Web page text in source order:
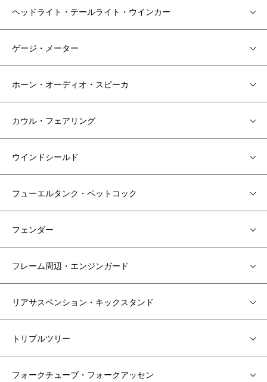
ヘッドライト・テールライト・ウインカー
ゲージ・メーター
ホーン・オーディオ・スピーカ
カウル・フェアリング
ウインドシールド
フューエルタンク・ペットコック
フェンダー
フレーム周辺・エンジンガード
リアサスペンション・キックスタンド
トリプルツリー
フォークチューブ・フォークアッセン